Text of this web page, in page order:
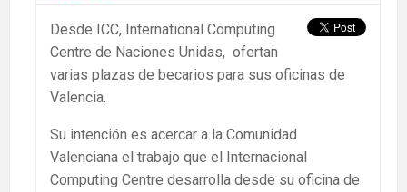
Desde ICC, International Computing
Centre de Naciones Unidas, ofertan
varias plazas de becarios para sus oficinas de
Valencia.
Su intención es acercar a la Comunidad
Valenciana el trabajo que el Internacional
Computing Centre desarrolla desde su oficina de